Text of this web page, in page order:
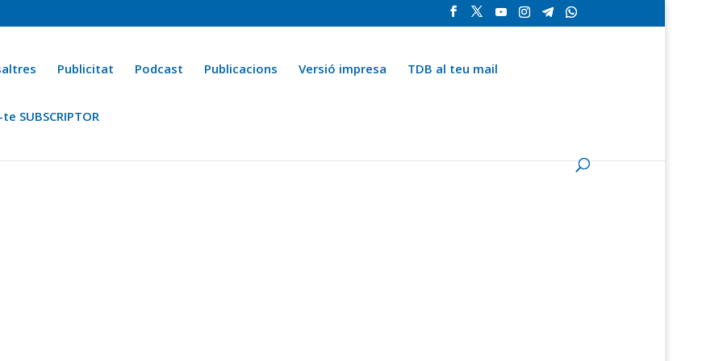
Publicitat Podcast Publicacions Versió impresa TDB al teu mail
SUBSCRIPTOR
Ara fa 25 anys